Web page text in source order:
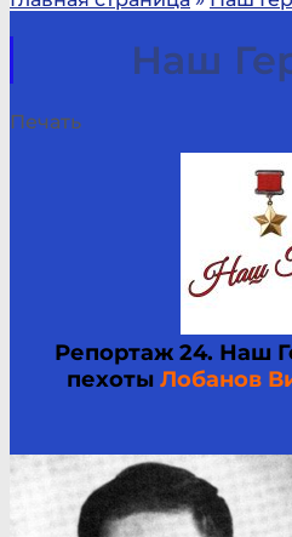
Наш
Печать
Репортаж 24. Наш
пехоты Лобанов